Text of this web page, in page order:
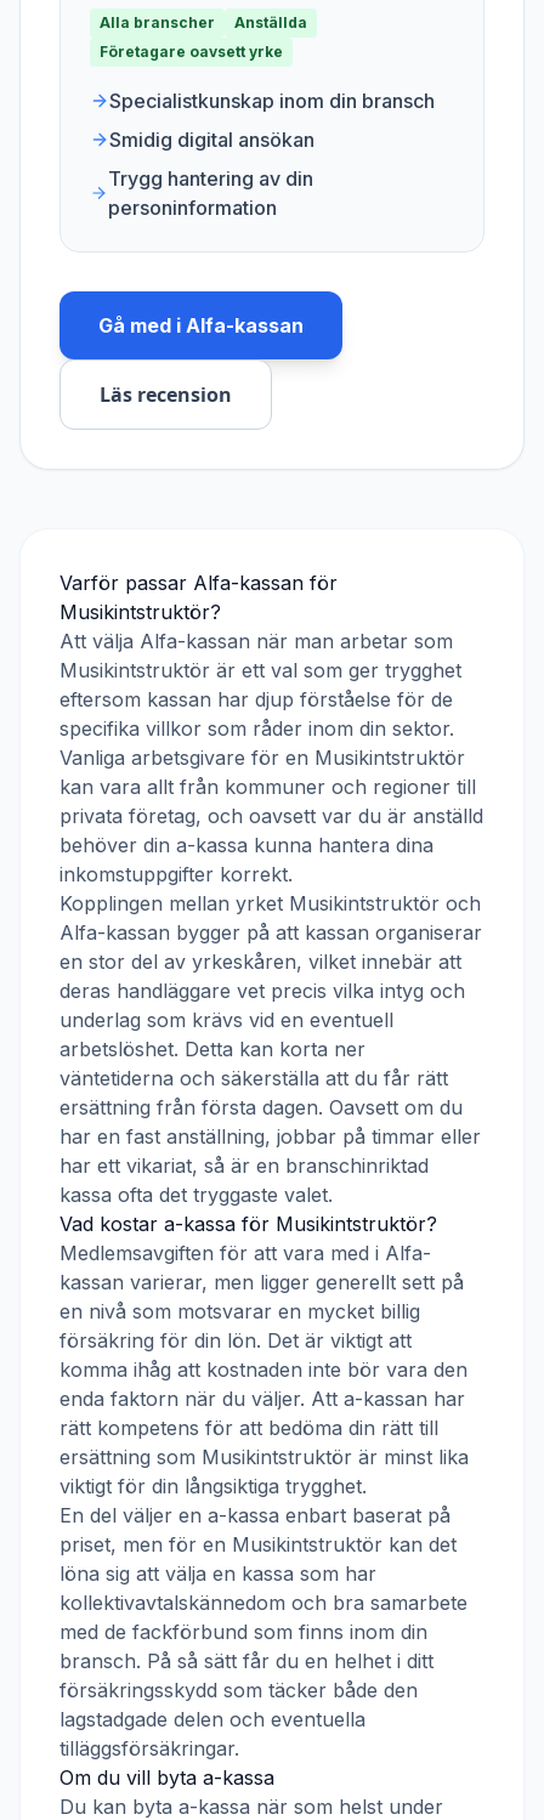
Alla branscher
Anställda
Företagare oavsett yrke
Specialistkunskap inom din bransch
Smidig digital ansökan
Trygg hantering av din
personinformation
Gå med i Alfa-kassan
Läs recension
Varför passar Alfa-kassan för
Musikintstruktör?
Att välja Alfa-kassan när man arbetar som
Musikintstruktör är ett val som ger trygghet
eftersom kassan har djup förståelse för de
specifika villkor som råder inom din sektor.
Vanliga arbetsgivare för en Musikintstruktör
kan vara allt från kommuner och regioner till
privata företag, och oavsett var du är anställd
behöver din a-kassa kunna hantera dina
inkomstuppgifter korrekt.
Kopplingen mellan yrket Musikintstruktör och
Alfa-kassan bygger på att kassan organiserar
en stor del av yrkeskåren, vilket innebär att
deras handläggare vet precis vilka intyg och
underlag som krävs vid en eventuell
arbetslöshet. Detta kan korta ner
väntetiderna och säkerställa att du får rätt
ersättning från första dagen. Oavsett om du
har en fast anställning, jobbar på timmar eller
har ett vikariat, så är en branschinriktad
kassa ofta det tryggaste valet.
Vad kostar a-kassa för Musikintstruktör?
Medlemsavgiften för att vara med i Alfa-
kassan varierar, men ligger generellt sett på
en nivå som motsvarar en mycket billig
försäkring för din lön. Det är viktigt att
komma ihåg att kostnaden inte bör vara den
enda faktorn när du väljer. Att a-kassan har
rätt kompetens för att bedöma din rätt till
ersättning som Musikintstruktör är minst lika
viktigt för din långsiktiga trygghet.
En del väljer en a-kassa enbart baserat på
priset, men för en Musikintstruktör kan det
löna sig att välja en kassa som har
kollektivavtalskännedom och bra samarbete
med de fackförbund som finns inom din
bransch. På så sätt får du en helhet i ditt
försäkringsskydd som täcker både den
lagstadgade delen och eventuella
tilläggsförsäkringar.
Om du vill byta a-kassa
Du kan byta a-kassa när som helst under